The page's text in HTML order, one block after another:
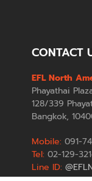
CONTACT
EFL North
Phayathai
128/339
Bangkok,
Mobile: 091-
Tel: 02-129-
Line ID: